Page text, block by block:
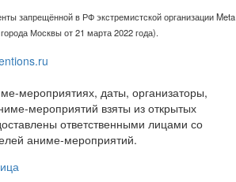
запрещённой в РФ экстремистской организации Meta
Москвы от 21 марта 2022 года).
мероприятиях, даты, организаторы,
мероприятий взяты из открытых
ответственными лицами со
аниме-мероприятий.